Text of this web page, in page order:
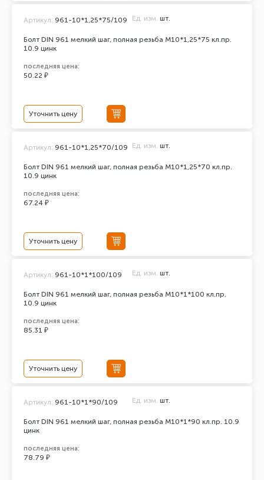
Болт DIN 961 мелкий шаг, полная резьба M10*1,25*75 кл.пр.
10.9 цинк
Артикул: 961-10*1,25*75/109 Ед. изм. шт.
последняя цена:
50.22 ₽
Уточнить цену
Болт DIN 961 мелкий шаг, полная резьба M10*1,25*70 кл.пр.
10.9 цинк
Артикул: 961-10*1,25*70/109 Ед. изм. шт.
последняя цена:
67.24 ₽
Уточнить цену
Болт DIN 961 мелкий шаг, полная резьба M10*1*100 кл.пр.
10.9 цинк
Артикул: 961-10*1*100/109 Ед. изм. шт.
последняя цена:
85.31 ₽
Уточнить цену
Болт DIN 961 мелкий шаг, полная резьба M10*1*90 кл.пр. 10.9
цинк
Артикул: 961-10*1*90/109 Ед. изм. шт.
последняя цена:
78.79 ₽